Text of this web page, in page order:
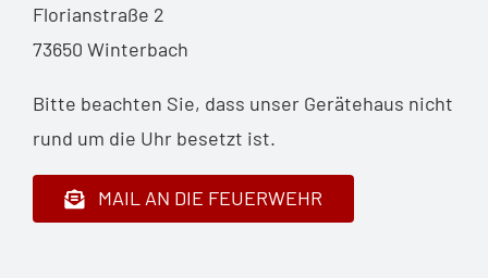
Florianstraße 2
73650 Winterbach
Bitte beachten Sie, dass unser Gerätehaus nicht
rund um die Uhr besetzt ist.
MAIL AN DIE FEUERWEHR